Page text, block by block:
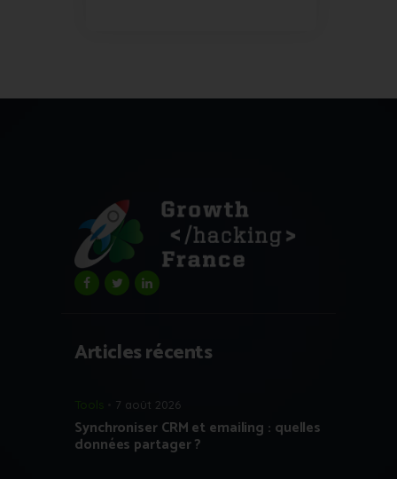
Articles récents
Tools 7 août 2026
Synchroniser CRM et emailing : quelles
données partager ?